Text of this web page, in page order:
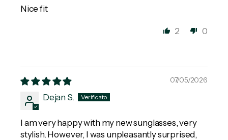
Nice fit
2 0
07/05/2026
Dejan S.
I am very happy with my new sunglasses, very
stylish. However, I was unpleasantly surprised,